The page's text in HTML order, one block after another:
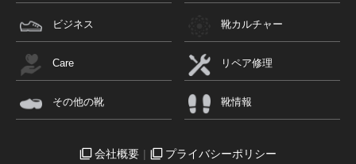
ビジネス 靴カルチャー
Care リペア修理
その他の靴 靴情報
会社概要 プライバシーポリシー